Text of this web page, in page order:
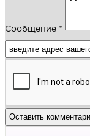
Сообщение *